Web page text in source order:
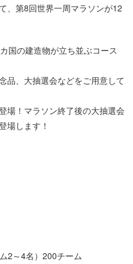
、第8回世界一周マラソンが12
国の建造物が立ち並ぶコース
品、大抽選会などをご用意して
場！マラソン終了後の大抽選会
場します！
2～4名）200チーム